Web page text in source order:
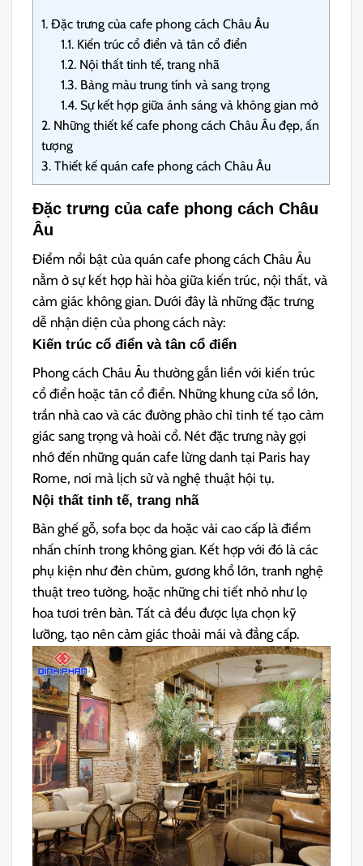
1. Đặc trưng của cafe phong cách Châu Âu
1.1. Kiến trúc cổ điển và tân cổ điển
1.2. Nội thất tinh tế, trang nhã
1.3. Bảng màu trung tính và sang trọng
1.4. Sự kết hợp giữa ánh sáng và không gian mở
2. Những thiết kế cafe phong cách Châu Âu đẹp, ấn
tượng
3. Thiết kế quán cafe phong cách Châu Âu
Đặc trưng của cafe phong cách Châu
Âu
Điểm nổi bật của quán cafe phong cách Châu Âu
nằm ở sự kết hợp hài hòa giữa kiến trúc, nội thất, và
cảm giác không gian. Dưới đây là những đặc trưng
dễ nhận diện của phong cách này:
Kiến trúc cổ điển và tân cổ điển
Phong cách Châu Âu thường gắn liền với kiến trúc
cổ điển hoặc tân cổ điển. Những khung cửa sổ lớn,
trần nhà cao và các đường phào chỉ tinh tế tạo cảm
giác sang trọng và hoài cổ. Nét đặc trưng này gợi
nhớ đến những quán cafe lừng danh tại Paris hay
Rome, nơi mà lịch sử và nghệ thuật hội tụ.
Nội thất tinh tế, trang nhã
Bàn ghế gỗ, sofa bọc da hoặc vải cao cấp là điểm
nhấn chính trong không gian. Kết hợp với đó là các
phụ kiện như đèn chùm, gương khổ lớn, tranh nghệ
thuật treo tường, hoặc những chi tiết nhỏ như lọ
hoa tươi trên bàn. Tất cả đều được lựa chọn kỹ
lưỡng, tạo nên cảm giác thoải mái và đẳng cấp.